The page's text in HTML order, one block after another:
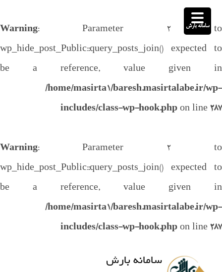
Warning: Parameter 2 to
wp_hide_post_Public::query_posts_join() expected to
be a reference, value given in
/home/masirta1/baresh.masirtalabe.ir/wp-
includes/class-wp-hook.php on line 287
Warning: Parameter 2 to
wp_hide_post_Public::query_posts_join() expected to
be a reference, value given in
/home/masirta1/baresh.masirtalabe.ir/wp-
includes/class-wp-hook.php on line 287
سامانه بارش
سامانه بارش